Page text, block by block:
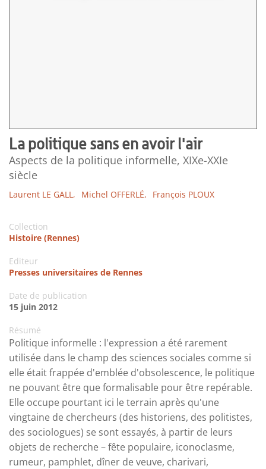
La politique sans en avoir l'air
Aspects de la politique informelle, XIXe-XXIe
siècle
Laurent LE GALL, Michel OFFERLÉ, François PLOUX
Collection
Histoire (Rennes)
Editeur
Presses universitaires de Rennes
Date de publication
15 juin 2012
Résumé
Politique informelle : l'expression a été rarement
utilisée dans le champ des sciences sociales comme si
elle était frappée d'emblée d'obsolescence, le politique
ne pouvant être que formalisable pour être repérable.
Elle occupe pourtant ici le terrain après qu'une
vingtaine de chercheurs (des historiens, des politistes,
des sociologues) se sont essayés, à partir de leurs
objets de recherche – fête populaire, iconoclasme,
rumeur, pamphlet, dîner de veuve, charivari,